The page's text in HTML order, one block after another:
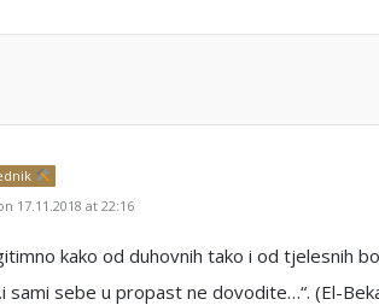
17.11.2018 at 22:16
kako od duhovnih tako i od tjelesnih
sami sebe u propast ne dovodite…“. (El-